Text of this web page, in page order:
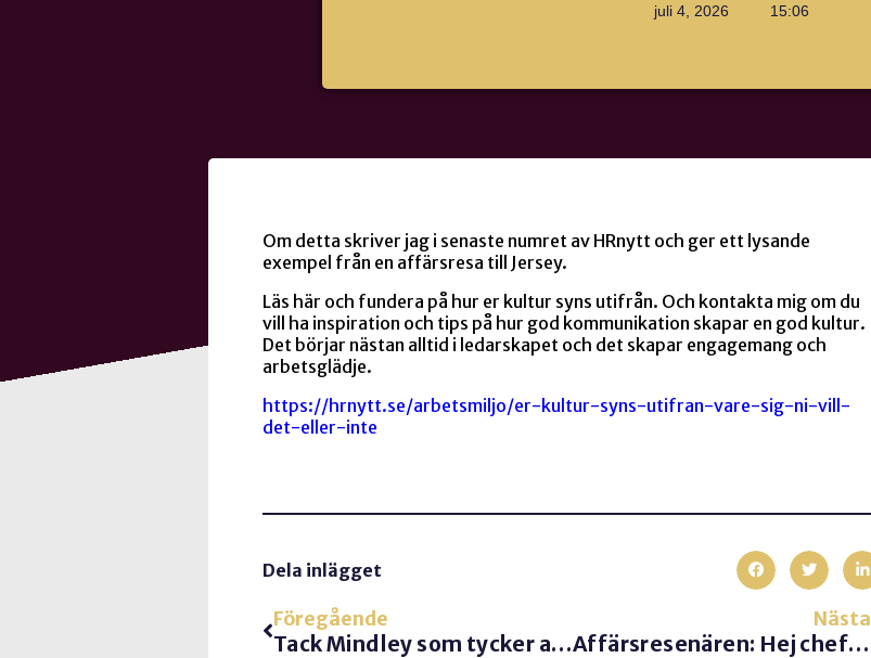
juli 4, 2026 15:06
Om detta skriver jag i senaste numret av HRnytt och ger ett lysande
exempel från en affärsresa till Jersey.
Läs här och fundera på hur er kultur syns utifrån. Och kontakta mig om du
vill ha inspiration och tips på hur god kommunikation skapar en god kultur.
Det börjar nästan alltid i ledarskapet och det skapar engagemang och
arbetsglädje.
https://hrnytt.se/arbetsmiljo/er-kultur-syns-utifran-vare-sig-ni-vill-
det-eller-inte
Dela inlägget
Föregående
Tack Mindley som tycker att jag tillhör Sveriges bästa talare 2026
Nästa
Affärsresenären: Hej chefen. Behövs du?